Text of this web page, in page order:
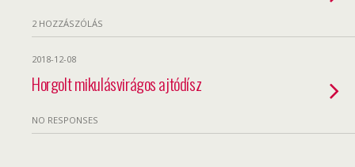
2 HOZZÁSZÓLÁS
2018-12-08
Horgolt mikulásvirágos ajtódísz
NO RESPONSES